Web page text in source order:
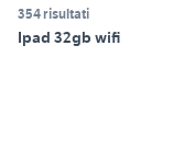
354 risultati
Ipad 32gb wifi